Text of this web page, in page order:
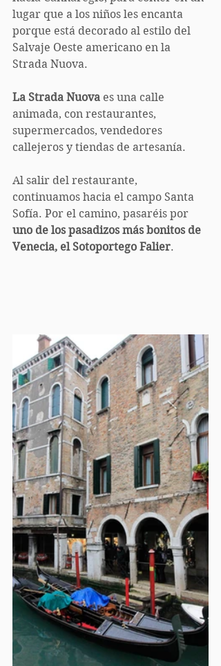
lugar que a los niños les encanta
porque está decorado al estilo del
Salvaje Oeste americano en la
Strada Nuova.
La Strada Nuova es una calle
animada, con restaurantes,
supermercados, vendedores
callejeros y tiendas de artesanía.
Al salir del restaurante,
continuamos hacia el campo Santa
Sofía. Por el camino, pasaréis por
uno de los pasadizos más bonitos de
Venecia, el Sotoportego Falier.